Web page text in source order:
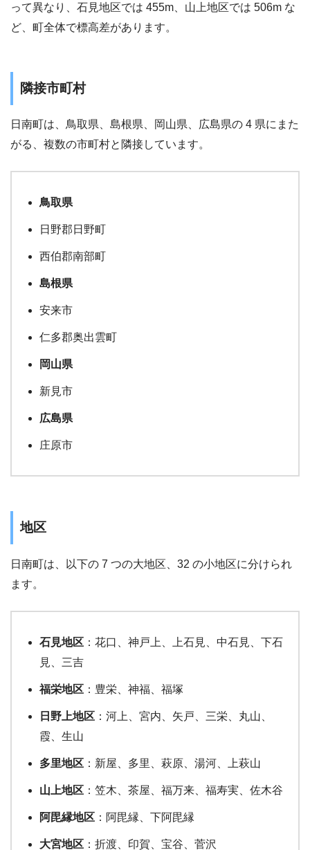
って異なり、石見地区では 455m、山上地区では 506m な
ど、町全体で標高差があります。
隣接市町村
日南町は、鳥取県、島根県、岡山県、広島県の 4 県にまた
がる、複数の市町村と隣接しています。
鳥取県
日野郡日野町
西伯郡南部町
島根県
安来市
仁多郡奥出雲町
岡山県
新見市
広島県
庄原市
地区
日南町は、以下の 7 つの大地区、32 の小地区に分けられ
ます。
石見地区 ：花口、神戸上、上石見、中石見、下石
見、三吉
福栄地区 ：豊栄、神福、福塚
日野上地区 ：河上、宮内、矢戸、三栄、丸山、
霞、生山
多里地区 ：新屋、多里、萩原、湯河、上萩山
山上地区 ：笠木、茶屋、福万来、福寿実、佐木谷
阿毘縁地区 ：阿毘縁、下阿毘縁
大宮地区 ：折渡、印賀、宝谷、菅沢